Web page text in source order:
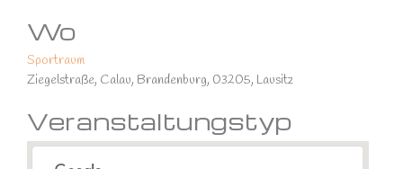
Wo
Sportraum
Ziegelstraße, Calau, Brandenburg, 03205, Lausitz
Veranstaltungstyp